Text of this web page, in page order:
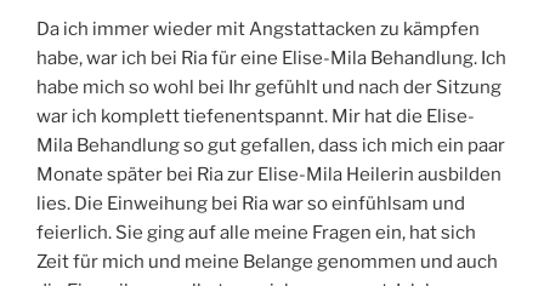
Da ich immer wieder mit Angstattacken zu kämpfen
habe, war ich bei Ria für eine Elise-Mila Behandlung. Ich
habe mich so wohl bei Ihr gefühlt und nach der Sitzung
war ich komplett tiefenentspannt. Mir hat die Elise-
Mila Behandlung so gut gefallen, dass ich mich ein paar
Monate später bei Ria zur Elise-Mila Heilerin ausbilden
lies. Die Einweihung bei Ria war so einfühlsam und
feierlich. Sie ging auf alle meine Fragen ein, hat sich
Zeit für mich und meine Belange genommen und auch